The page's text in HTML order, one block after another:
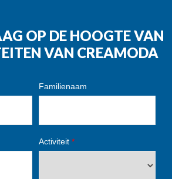
OP DE HOOGTE VAN
VAN CREAMODA
Familienaam
Activiteit *